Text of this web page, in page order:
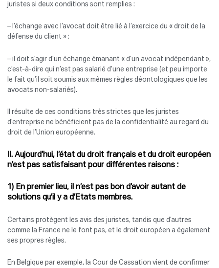
juristes si deux conditions sont remplies :
– l’échange avec l’avocat doit être lié à l’exercice du « droit de la
défense du client » ;
– il doit s’agir d’un échange émanant « d’un avocat indépendant »,
c’est-à-dire qui n’est pas salarié d’une entreprise (et peu importe
le fait qu’il soit soumis aux mêmes règles déontologiques que les
avocats non-salariés).
Il résulte de ces conditions très strictes que les juristes
d’entreprise ne bénéficient pas de la confidentialité au regard du
droit de l’Union européenne.
II. Aujourd’hui, l’état du droit français et du droit européen
n’est pas satisfaisant pour différentes raisons :
1) En premier lieu, il n’est pas bon d’avoir autant de
solutions qu’il y a d’Etats membres.
Certains protègent les avis des juristes, tandis que d’autres
comme la France ne le font pas, et le droit européen a également
ses propres règles.
En Belgique par exemple, la Cour de Cassation vient de confirmer